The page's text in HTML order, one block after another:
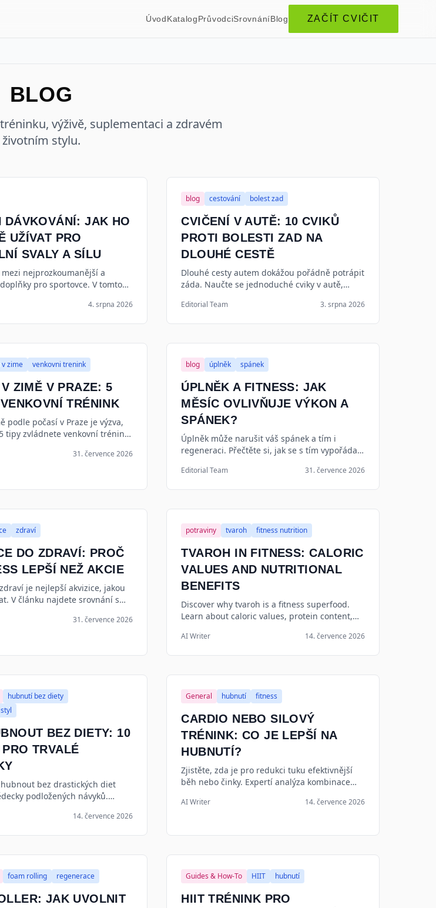
ÚvodKatalogPrůvodciSrovnáníBlog ZAČÍT CVIČIT
BLOG
výživě, suplementaci a zdravém
životním stylu.
DÁVKOVÁNÍ: JAK HO
UŽÍVAT PRO
SVALY A SÍLU
nejprozkoumanější a
pro sportovce. V tomto
zvolit a kdy si ho vzít pro
4. srpna 2026
blog cestování bolest zad
CVIČENÍ V AUTĚ: 10 CVIKŮ
PROTI BOLESTI ZAD NA
DLOUHÉ CESTĚ
Dlouhé cesty autem dokážou pořádně potrápit
záda. Naučte se jednoduché cviky v autě,
zpříjemní vám každou cestu.
Editorial Team 3. srpna 2026
zime venkovni trenink
ZIMĚ V PRAZE: 5
TRÉNINK
podle počasí v Praze je výzva,
tipy zvládnete venkovní trénink
31. července 2026
blog úplněk spánek
ÚPLNĚK A FITNESS: JAK
MĚSÍC OVLIVŇUJE VÝKON A
SPÁNEK?
Úplněk může narušit váš spánek a tím i
regeneraci. Přečtěte si, jak se s tím vypořádat
Editorial Team 31. července 2026
zdraví
DO ZDRAVÍ: PROČ
LEPŠÍ NEŽ AKCIE
je nejlepší akvizice, jakou
V článku najdete srovnání s
31. července 2026
potraviny tvaroh fitness nutrition
TVAROH IN FITNESS: CALORIC
VALUES AND NUTRITIONAL
BENEFITS
Discover why tvaroh is a fitness superfood.
Learn about caloric values, protein content,
muscle growth.
AI Writer 14. července 2026
hubnutí bez diety
BEZ DIETY: 10
TRVALÉ
bez drastických diet
podložených návyků.
pohyb.
14. července 2026
General hubnutí fitness
CARDIO NEBO SILOVÝ
TRÉNINK: CO JE LEPŠÍ NA
HUBNUTÍ?
Zjistěte, zda je pro redukci tuku efektivnější
běh nebo činky. Expertí analýza kombinace
kondici v roce 2026.
AI Writer 14. července 2026
foam rolling regenerace
JAK UVOLNIT
Guides & How-To HIIT hubnutí
HIIT TRÉNINK PRO